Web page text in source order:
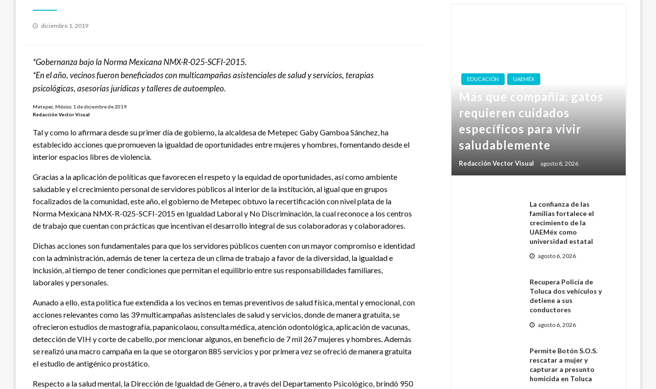
Publicado
diciembre 1, 2019
*Gobernanza bajo la Norma Mexicana NMX-R-025-SCFI-2015.
*En el año, vecinos fueron beneficiados con multicampañas asistenciales de salud y servicios, terapias
psicológicas, asesorías jurídicas y talleres de autoempleo.
Metepec, México. 1 de diciembre de 2019.
Redacción Vector Visual
Tal y como lo afirmara desde su primer día de gobierno, la alcaldesa de Metepec Gaby Gamboa Sánchez, ha
establecido acciones que promueven la igualdad de oportunidades entre mujeres y hombres, fomentando desde el
interior espacios libres de violencia.
Gracias a la aplicación de políticas que favorecen el respeto y la equidad de oportunidades, así como ambiente
saludable y el crecimiento personal de servidores públicos al interior de la institución, al igual que en grupos
focalizados de la comunidad, este año, el gobierno de Metepec obtuvo la recertificación con nivel plata de la
Norma Mexicana NMX-R-025-SCFI-2015 en Igualdad Laboral y No Discriminación, la cual reconoce a los centros
de trabajo que cuentan con prácticas que incentivan el desarrollo integral de sus colaboradoras y colaboradores.
Dichas acciones son fundamentales para que los servidores públicos cuenten con un mayor compromiso e identidad
con la administración, además de tener la certeza de un clima de trabajo a favor de la diversidad, la igualdad e
inclusión, al tiempo de tener condiciones que permitan el equilibrio entre sus responsabilidades familiares,
laborales y personales.
Aunado a ello, esta política fue extendida a los vecinos en temas preventivos de salud física, mental y emocional, con
acciones relevantes como las 39 multicampañas asistenciales de salud y servicios, donde de manera gratuita, se
ofrecieron estudios de mastografía, papanicolaou, consulta médica, atención odontológica, aplicación de vacunas,
detección de VIH y corte de cabello, por mencionar algunos, en beneficio de 7 mil 267 mujeres y hombres. Además
se realizó una macro campaña en la que se otorgaron 885 servicios y por primera vez se ofreció de manera gratuita
el estudio de antigénico prostático.
Respecto a la salud mental, la Dirección de Igualdad de Género, a través del Departamento Psicológico, brindó 950
EDUCACIÓN UAEMÉX
Más que compañía: gatos
requieren cuidados
específicos para vivir
saludablemente
Redacción Vector Visual agosto 8, 2026
La confianza de las
familias fortalece el
crecimiento de la
UAEMéx como
universidad estatal
agosto 6, 2026
Recupera Policía de
Toluca dos vehículos y
detiene a sus
conductores
agosto 6, 2026
Permite Botón S.O.S.
rescatar a mujer y
capturar a presunto
homicida en Toluca